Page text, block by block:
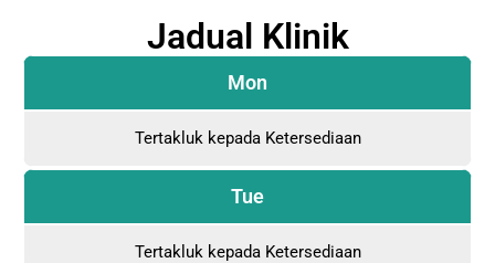
Jadual Klinik
Mon
Tertakluk kepada Ketersediaan
Tue
Tertakluk kepada Ketersediaan